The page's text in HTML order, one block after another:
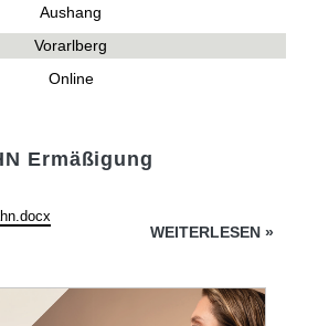
Aushang
Vorarlberg
Online
Ermäßigung
WEITERLESEN »